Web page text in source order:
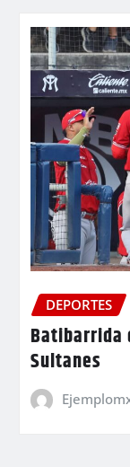
DEPORTES
Batibarrida
Sultanes